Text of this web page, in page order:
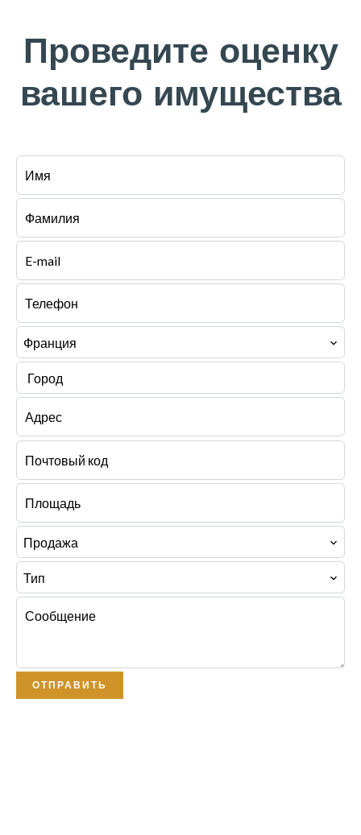
Проведите оценку
вашего имущества
Франция
Город
Продажа
Тип
ОТПРАВИТЬ